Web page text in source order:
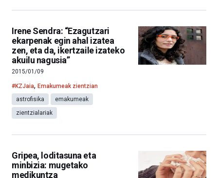
Irene Sendra: “Ezagutzari
ekarpenak egin ahal izatea
zen, eta da, ikertzaile izateko
akuilu nagusia”
2015/01/09
#KZJaia, Emakumeak zientzian
astrofisika
emakumeak
zientzialariak
Gripea, loditasuna eta
minbizia: mugetako
medikuntza